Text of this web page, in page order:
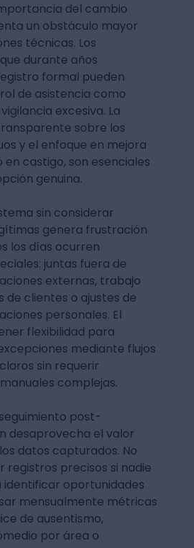
del cambio
un obstáculo mayor
técnicas. Los
durante años
formal pueden
de asistencia como
excesiva. La
sobre los
y el enfoque en mejora
en castigo, son esenciales
genuina.
sin considerar
genera frustración
los días ocurren
juntas fuera de
externas, trabajo
de clientes o ajustes de
personales. El
flexibilidad para
mediante flujos
sin requerir
complejas.
post-
desaprovecha el valor
datos capturados. No
registros precisos si nadie
identificar oportunidades
mensualmente métricas
de ausentismo,
por área o